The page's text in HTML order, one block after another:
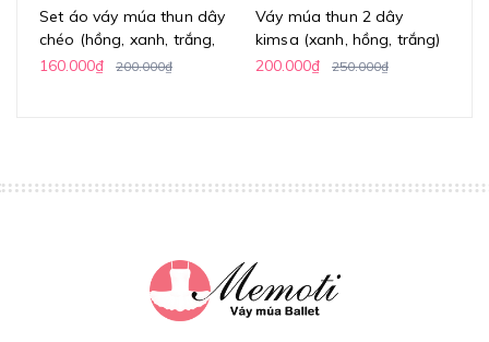
Set áo váy múa thun dây
chéo (hồng, xanh, trắng,
vàng)
160.000₫ 200.000₫
Váy múa thun 2 dây
kimsa (xanh, hồng, trắng)
200.000₫
250.000₫